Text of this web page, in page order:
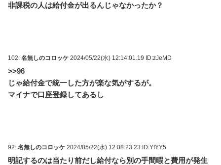
非課税の人は給付金が出るんじゃなかったか？
102: 名無しのコロッケ 2024/05/22(水) 12:14:01.19 ID:zJeMD
>>96
じゃ給付金で統一した方が楽な気がするが。
マイナで口座登録してあるし
92: 名無しのコロッケ 2024/05/22(水) 12:08:23.23 ID:YfYY5
明記するのは当たり前だし給付なら別の手間暇と費用が発生